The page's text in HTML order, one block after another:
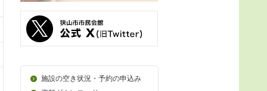
施設の空き状況・予約の申込み